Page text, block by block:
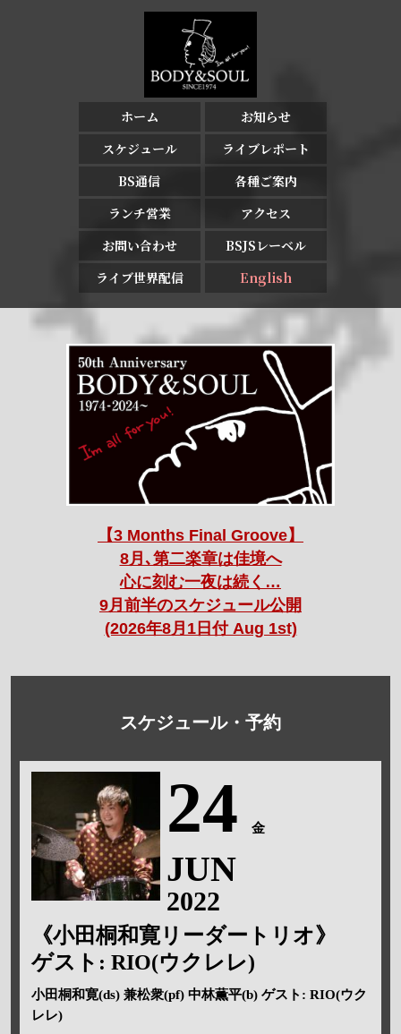
ホーム
お知らせ
スケジュール
ライブレポート
BS通信
各種ご案内
ランチ営業
アクセス
お問い合わせ
BSJSレーベル
ライブ世界配信
English
【3 Months Final Groove】
8月､第二楽章は佳境へ
心に刻む一夜は続く…
9月前半のスケジュール公開
(2026年8月1日付 Aug 1st)
スケジュール・予約
24 金
JUN
2022
《小田桐和寛リーダートリオ》
ゲスト: RIO(ウクレレ)
小田桐和寛(ds) 兼松衆(pf) 中林薫平(b) ゲスト: RIO(ウク
レレ)